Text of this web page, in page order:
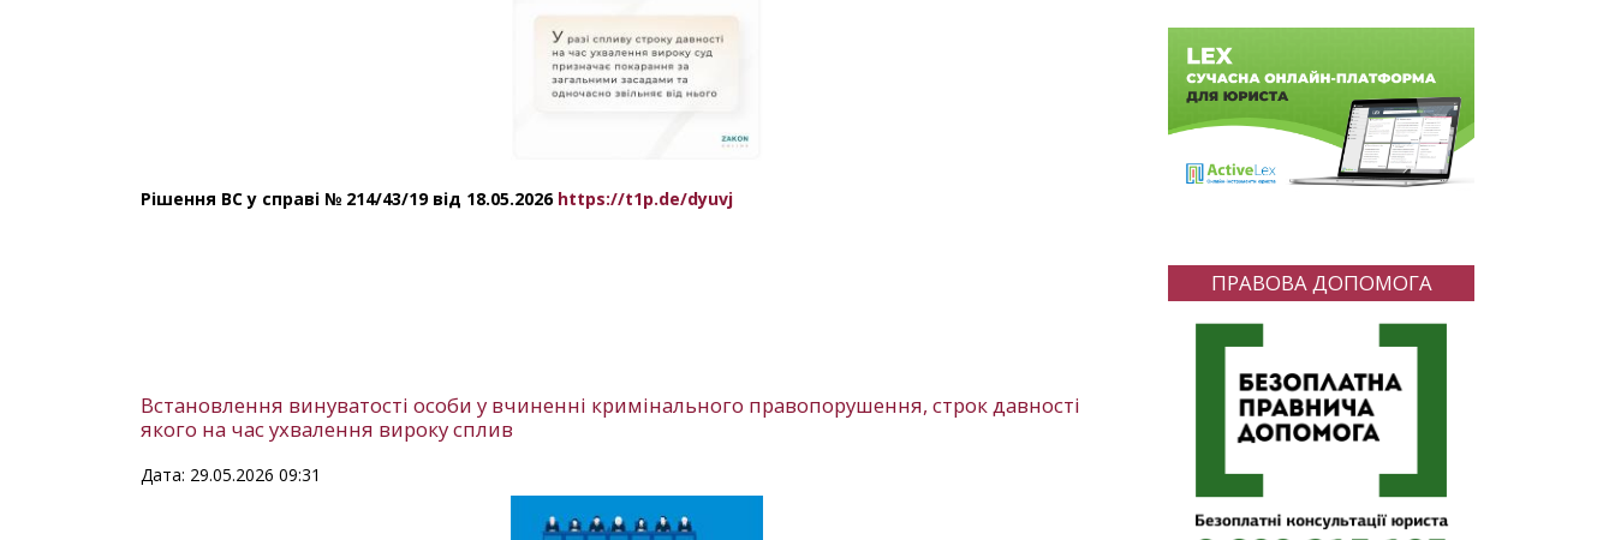
Рішення ВС у справі № 214/43/19 від 18.05.2026 https://t1p.de/dyuvj
Встановлення винуватості особи у вчиненні кримінального правопорушення, строк давності
якого на час ухвалення вироку сплив
Дата: 29.05.2026 09:31
ПРАВОВА ДОПОМОГА